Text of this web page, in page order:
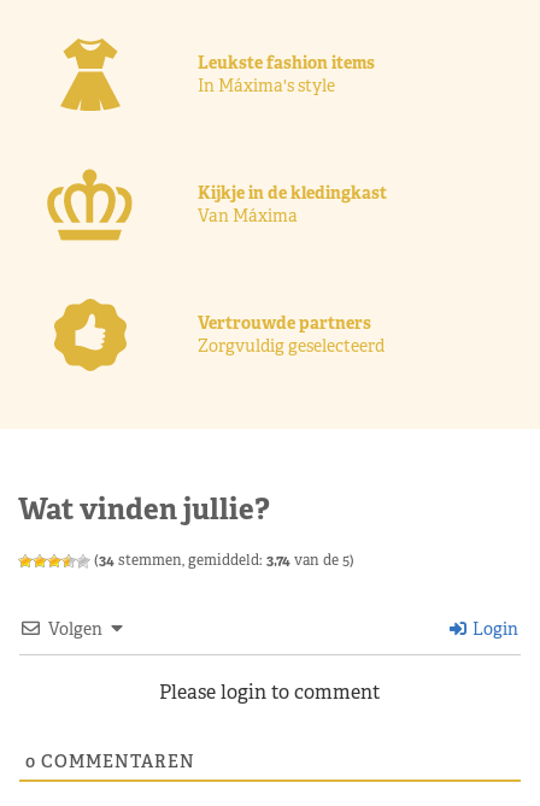
Leukste fashion items
In Máxima's style
Kijkje in de kledingkast
Van Máxima
Vertrouwde partners
Zorgvuldig geselecteerd
Wat vinden jullie?
(34stemmen, gemiddeld: 3,74van de 5)
Volgen Login
Please login to comment
0 COMMENTAREN